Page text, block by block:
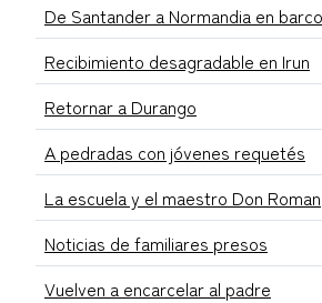
De Santander a Normandia en barco
Recibimiento desagradable en Irun
Retornar a Durango
A pedradas con jóvenes requetés
La escuela y el maestro Don Roman
Noticias de familiares presos
Vuelven a encarcelar al padre